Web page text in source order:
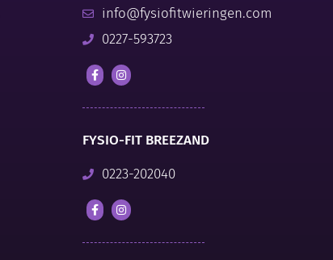
info@fysiofitwieringen.com
0227-593723
FYSIO-FIT BREEZAND
0223-202040